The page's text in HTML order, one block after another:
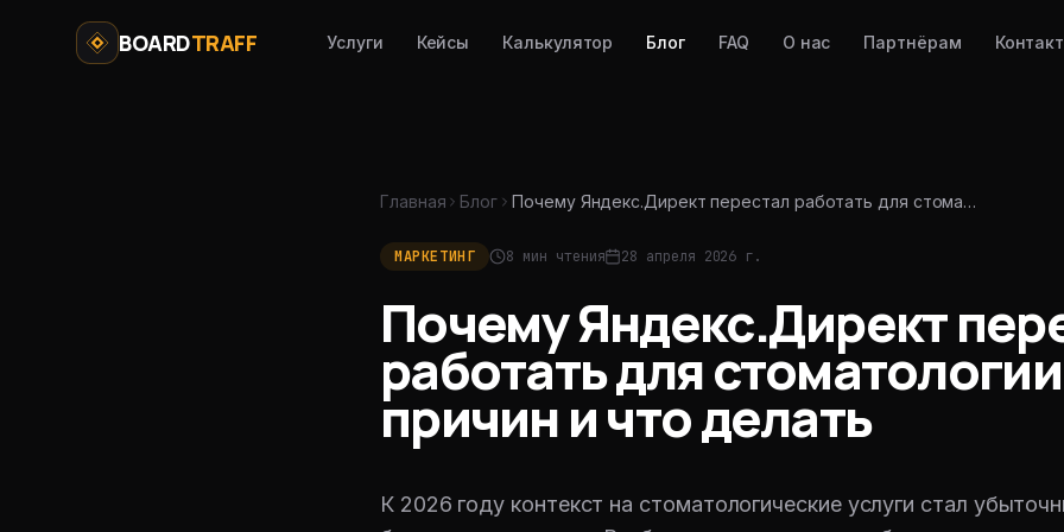
BOARDTRAFF Услуги Кейсы Калькулятор Блог FAQ О нас Партнёрам
Главная Блог Почему Яндекс.Директ перестал работать для стома…
МАРКЕТИНГ 8 мин чтения 28 апреля 2026 г.
Почему Яндекс.Директ
работать для
причин и что делать
К 2026 году контекст на стоматологические услуги стал